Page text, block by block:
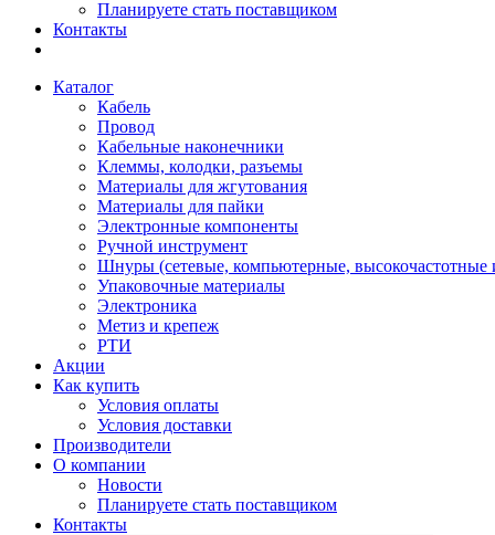
Планируете стать поставщиком
Контакты
Каталог
Кабель
Провод
Кабельные наконечники
Клеммы, колодки, разъемы
Материалы для жгутования
Материалы для пайки
Электронные компоненты
Ручной инструмент
Шнуры (сетевые, компьютерные, высокочастотные
Упаковочные материалы
Электроника
Метиз и крепеж
РТИ
Акции
Как купить
Условия оплаты
Условия доставки
Производители
О компании
Новости
Планируете стать поставщиком
Контакты